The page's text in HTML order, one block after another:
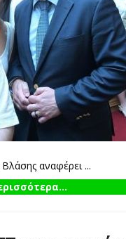
αναφέρει ...